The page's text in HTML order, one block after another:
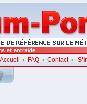
Accueil • FAQ• Contact•